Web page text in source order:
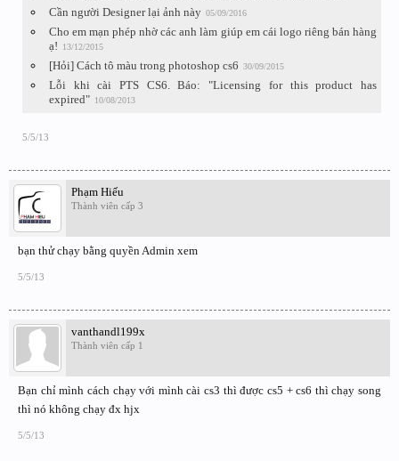
Cần người Designer lại ảnh này 05/09/2016
Cho em mạn phép nhờ các anh làm giúp em cái logo riêng bán hàng
ạ!
13/12/2015
[Hỏi] Cách tô màu trong photoshop cs6 30/09/2015
Lỗi khi cài PTS CS6. Báo: "Licensing for this product has
expired" 10/08/2013
5/5/13
Phạm Hiếu
Thành viên cấp 3
bạn thử chạy bằng quyền Admin xem
5/5/13
vanthandl199x
Thành viên cấp 1
Bạn chỉ mình cách chạy với mình cài cs3 thì được cs5 + cs6 thì chạy song
thì nó không chạy đx hjx
5/5/13